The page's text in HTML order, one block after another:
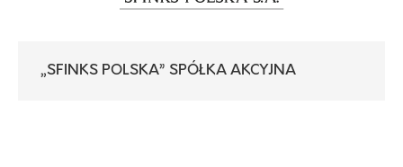
„SFINKS POLSKA” SPÓŁKA AKCYJNA